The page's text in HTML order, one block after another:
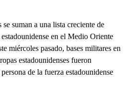
se suman a una lista creciente de
en el Medio Oriente
miércoles pasado, bases militares en
estadounidenses fueron
de la fuerza estadounidense